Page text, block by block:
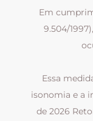
Em
9.504/
Essa
isonomia e a
de 2026